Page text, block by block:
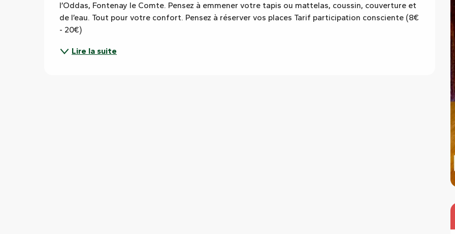
l’Oddas, Fontenay le Comte. Pensez à emmener votre tapis ou mattelas, coussin, couverture et
de l’eau. Tout pour votre confort. Pensez à réserver vos places Tarif participation consciente (8€
- 20€)
Lire la suite